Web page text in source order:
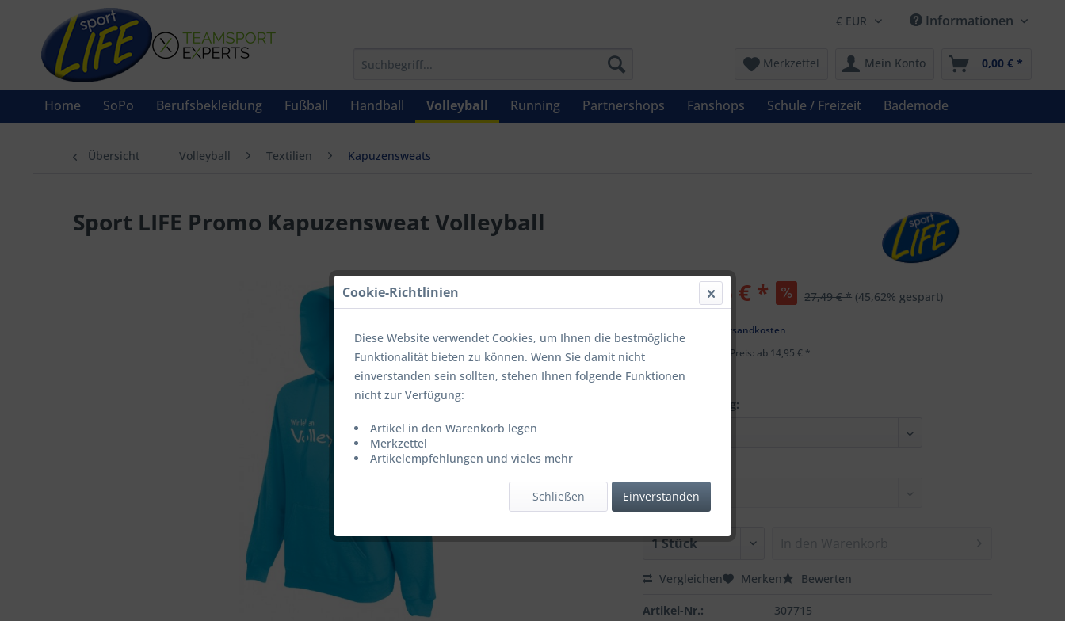
Informationen
Merkzettel Mein Konto 0,00 € *
Home SoPo Berufsbekleidung Fußball Handball Volleyball Running Partnershops Fanshops Schule / Freizeit Bademode
Übersicht Volleyball Textilien Kapuzensweats
Sport LIFE Promo Kapuzensweat Volleyball
ab 14,95 € * 27,49 € * (45,62% gespart)
zzgl. Versandkosten
Letzter niedrigster Preis: ab 14,95 € *
Farbbezeichnung:
Vergleichen Merken Bewerten
Artikel-Nr.:
307715
Cookie-Richtlinien
Diese Website verwendet Cookies, um Ihnen die bestmögliche
Funktionalität bieten zu können. Wenn Sie damit nicht
einverstanden sein sollten, stehen Ihnen folgende Funktionen
nicht zur Verfügung:
Artikel in den Warenkorb legen
Merkzettel
Artikelempfehlungen und vieles mehr
Einverstanden
Schließen